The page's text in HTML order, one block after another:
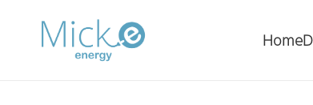
Home